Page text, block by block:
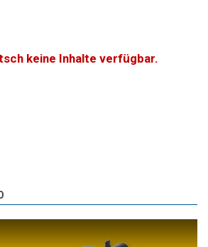
keine Inhalte verfügbar.